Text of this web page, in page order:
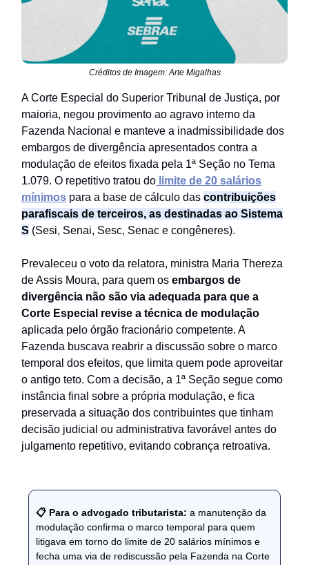
Créditos de Imagem: Arte Migalhas
A Corte Especial do Superior Tribunal de Justiça, por
maioria, negou provimento ao agravo interno da
Fazenda Nacional e manteve a inadmissibilidade dos
embargos de divergência apresentados contra a
modulação de efeitos fixada pela 1ª Seção no Tema
1.079. O repetitivo tratou do limite de 20 salários
mínimos para a base de cálculo das contribuições
parafiscais de terceiros, as destinadas ao Sistema
S (Sesi, Senai, Sesc, Senac e congêneres).
Prevaleceu o voto da relatora, ministra Maria Thereza
de Assis Moura, para quem os embargos de
divergência não são via adequada para que a
Corte Especial revise a técnica de modulação
aplicada pelo órgão fracionário competente. A
Fazenda buscava reabrir a discussão sobre o marco
temporal dos efeitos, que limita quem pode aproveitar
o antigo teto. Com a decisão, a 1ª Seção segue como
instância final sobre a própria modulação, e fica
preservada a situação dos contribuintes que tinham
decisão judicial ou administrativa favorável antes do
julgamento repetitivo, evitando cobrança retroativa.
📋 Para o advogado tributarista: a manutenção da
modulação confirma o marco temporal para quem
litigava em torno do limite de 20 salários mínimos e
fecha uma via de rediscussão pela Fazenda na Corte